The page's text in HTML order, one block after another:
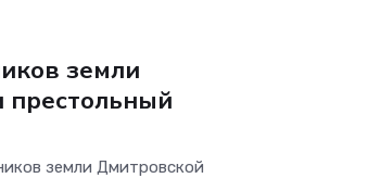
земли
престольный
земли Дмитровской